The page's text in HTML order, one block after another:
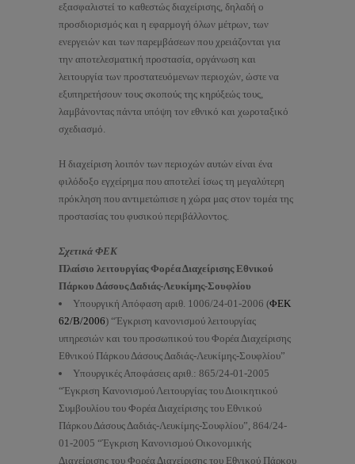
εξασφαλιστεί το καθεστώς διαχείρισης, δηλαδή ο
προσδιορισμός και η εφαρμογή όλων μέτρων, των
ενεργειών και των παρεμβάσεων που χρειάζονται για
την αποτελεσματική προστασία, οργάνωση και
λειτουργία των προστατευόμενων περιοχών, ώστε να
εξυπηρετήσουν τους σκοπούς της κηρύξεώς τους,
λαμβάνοντας πάντα υπόψη τον εθνικό και χωροταξικό
σχεδιασμό.
Η διαχείριση λοιπόν των περιοχών αυτών είναι ένα
φιλόδοξο εγχείρημα που αποτελεί ίσως τη μεγαλύτερη
πρόκληση που αντιμετώπισε η χώρα μας στον τομέα της
προστασίας του φυσικού περιβάλλοντος.
Σχετικά ΦΕΚ
Πλαίσιο λειτουργίας Φορέα Διαχείρισης Εθνικού
Πάρκου Δάσους Δαδιάς-Λευκίμης-Σουφλίου
Υπουργική Απόφαση αριθ. 1006/24-01-2006 (ΦΕΚ
62/Β/2006) “Έγκριση κανονισμού λειτουργίας
υπηρεσιών και του προσωπικού του Φορέα Διαχείρισης
Εθνικού Πάρκου Δάσους Δαδιάς-Λευκίμης-Σουφλίου”
Υπουργικές Αποφάσεις αριθ.: 865/24-01-2005
“Έγκριση Κανονισμού Λειτουργίας του Διοικητικού
Συμβουλίου του Φορέα Διαχείρισης του Εθνικού
Πάρκου Δάσους Δαδιάς-Λευκίμης-Σουφλίου”, 864/24-
01-2005 “Έγκριση Κανονισμού Οικονομικής
Διαχείρισης του Φορέα Διαχείρισης του Εθνικού Πάρκου